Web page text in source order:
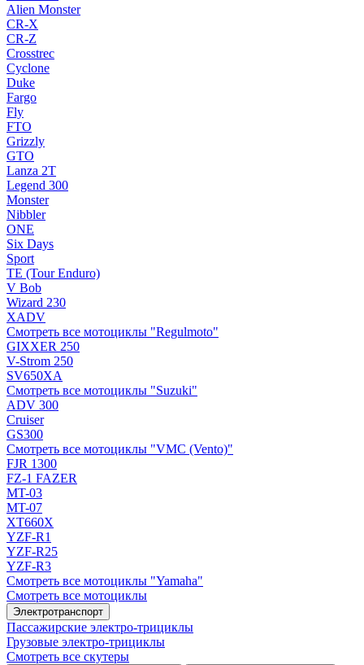
Alien Monster
CR-X
CR-Z
Crosstrec
Cyclone
Duke
Fargo
Fly
FTO
Grizzly
GTO
Lanza 2T
Legend 300
Monster
Nibbler
ONE
Six Days
Sport
TE (Tour Enduro)
V Bob
Wizard 230
XADV
Смотреть все мотоциклы "Regulmoto"
GIXXER 250
V-Strom 250
SV650XA
Смотреть все мотоциклы "Suzuki"
ADV 300
Cruiser
GS300
Смотреть все мотоциклы "VMC (Vento)"
FJR 1300
FZ-1 FAZER
MT-03
MT-07
XT660X
YZF-R1
YZF-R25
YZF-R3
Смотреть все мотоциклы "Yamaha"
Смотреть все мотоциклы
Электротранспорт
Пассажирские электро‑трициклы
Грузовые электро‑трициклы
Смотреть все скутеры